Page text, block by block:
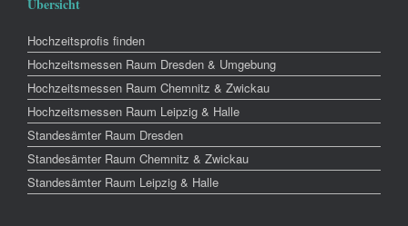
Übersicht
Hochzeitsprofis finden
Hochzeitsmessen Raum Dresden & Umgebung
Hochzeitsmessen Raum Chemnitz & Zwickau
Hochzeitsmessen Raum Leipzig & Halle
Standesämter Raum Dresden
Standesämter Raum Chemnitz & Zwickau
Standesämter Raum Leipzig & Halle